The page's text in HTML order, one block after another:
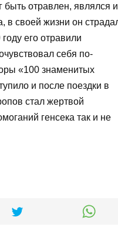
отравлен, являлся и
в своей жизни он
его отравили
себя по-
«100 знаменитых
и после поездки в
стал жертвой
генсека так и не